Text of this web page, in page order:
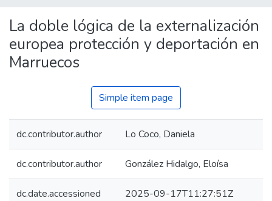
Communities
&
Collections
Statistics
La doble lógica de la externalización
europea protección y deportación en
Marruecos
Simple item page
dc.contributor.author Lo Coco, Daniela
dc.contributor.author González Hidalgo, Eloísa
dc.date.accessioned 2025-09-17T11:27:51Z